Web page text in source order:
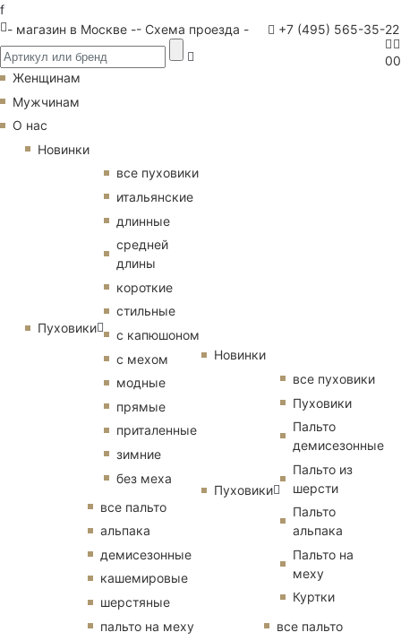
f
- магазин в Москве -- Схема проезда - +7 (495) 565-35-22
00
Женщинам
Мужчинам
О нас
Новинки
Пуховики
все пуховики
итальянские
длинные
средней
длины
короткие
стильные
с капюшоном
с мехом
модные
прямые
приталенные
зимние
без меха
все пальто
альпака
демисезонные
кашемировые
шерстяные
пальто на меху
Новинки
Пуховики
все пуховики
Пуховики
Пальто
демисезонные
Пальто из
шерсти
Пальто
альпака
Пальто на
меху
Куртки
все пальто